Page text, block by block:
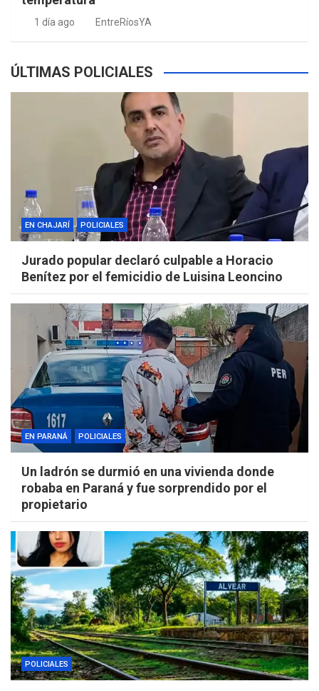
1 día ago EntreRíosYA
ÚLTIMAS POLICIALES
EN CHAJARÍ POLICIALES
Jurado popular declaró culpable a Horacio
Benítez por el femicidio de Luisina Leoncino
EN PARANÁ POLICIALES
Un ladrón se durmió en una vivienda donde
robaba en Paraná y fue sorprendido por el
propietario
POLICIALES